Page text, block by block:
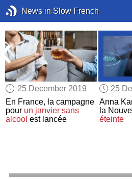
News in Slow French
25 December 2019
En France, la campagne
pour un janvier sans
alcool est lancée
25
Anna
la
éteinte